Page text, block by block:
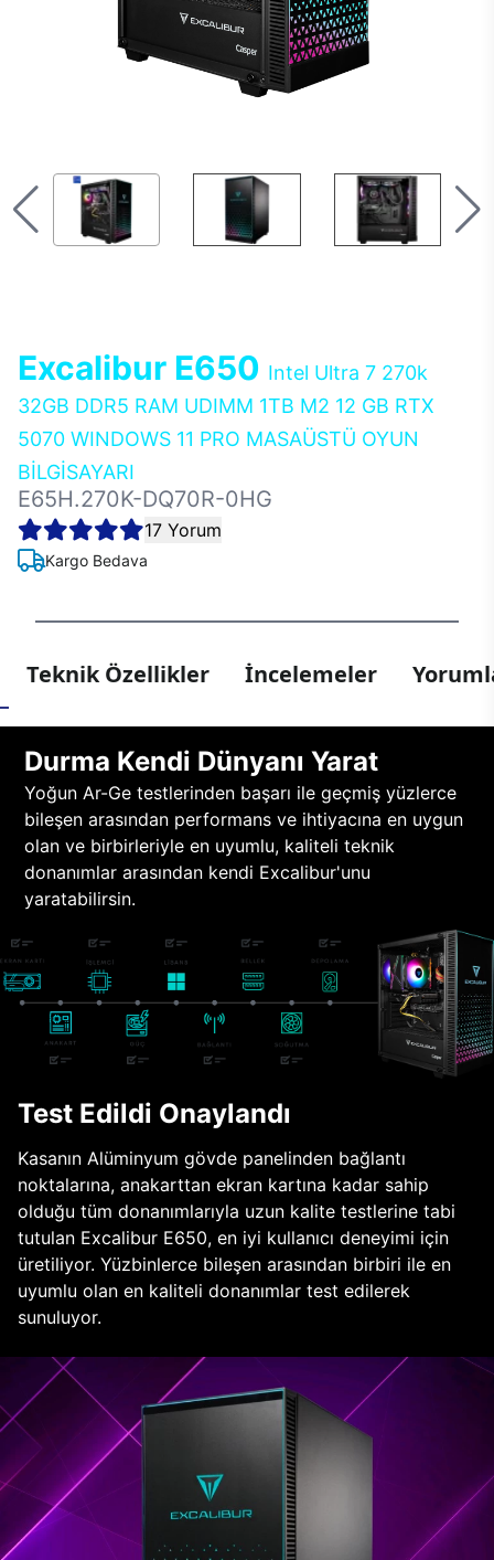
Excalibur E650 Intel Ultra 7 270k
32GB DDR5 RAM UDIMM 1TB M2 12 GB RTX
5070 WINDOWS 11 PRO MASAÜSTÜ OYUN
BİLGİSAYARI
E65H.270K-DQ70R-0HG
17 Yorum
Kargo Bedava
Teknik Özellikler İncelemeler
Durma Kendi Dünyanı Yarat
Yoğun Ar-Ge testlerinden başarı ile geçmiş yüzlerce
bileşen arasından performans ve ihtiyacına en uygun
olan ve birbirleriyle en uyumlu, kaliteli teknik
donanımlar arasından kendi Excalibur'unu
yaratabilirsin.
Test Edildi Onaylandı
Kasanın Alüminyum gövde panelinden bağlantı
noktalarına, anakarttan ekran kartına kadar sahip
olduğu tüm donanımlarıyla uzun kalite testlerine tabi
tutulan Excalibur E650, en iyi kullanıcı deneyimi için
üretiliyor. Yüzbinlerce bileşen arasından birbiri ile en
uyumlu olan en kaliteli donanımlar test edilerek
sunuluyor.